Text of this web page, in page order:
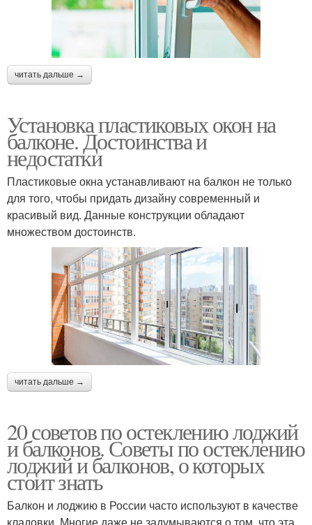
читать дальше →
Установка пластиковых окон на
балконе. Достоинства и
недостатки
Пластиковые окна устанавливают на балкон не только
для того, чтобы придать дизайну современный и
красивый вид. Данные конструкции обладают
множеством достоинств.
читать дальше →
20 советов по остеклению лоджий
и балконов. Советы по остеклению
лоджий и балконов, о которых
стоит знать
Балкон и лоджию в России часто используют в качестве
кладовки. Многие даже не задумываются о том, что эта